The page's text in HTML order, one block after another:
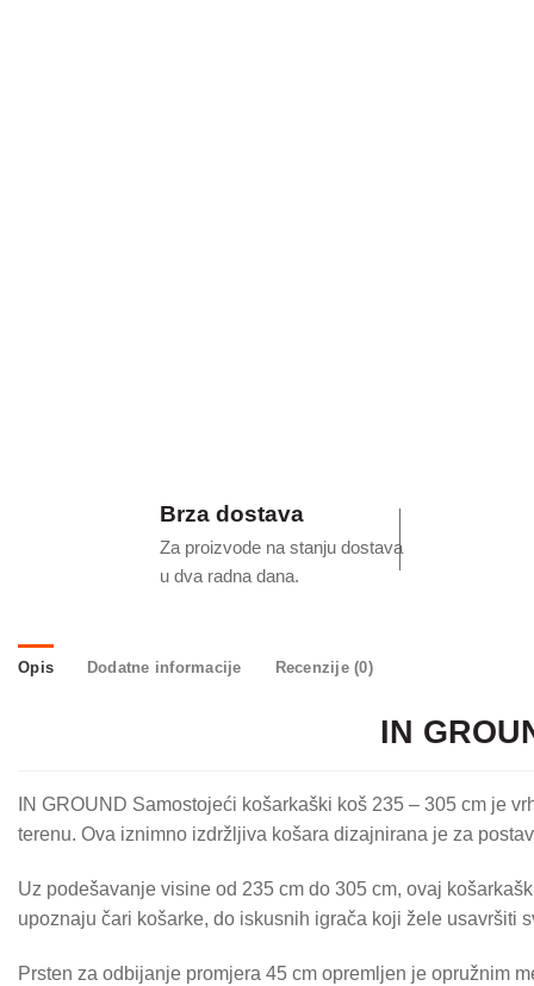
Brza dostava
Za proizvode na stanju dostava
u dva radna dana.
Opis Dodatne informacije Recenzije (0)
IN
IN GROUND Samostojeći košarkaški koš 235 – 305 cm je
terenu. Ova iznimno izdržljiva košara dizajnirana je za
Uz podešavanje visine od 235 cm do 305 cm, ovaj
upoznaju čari košarke, do iskusnih igrača koji žele usavršiti
Prsten za odbijanje promjera 45 cm opremljen je opružnim